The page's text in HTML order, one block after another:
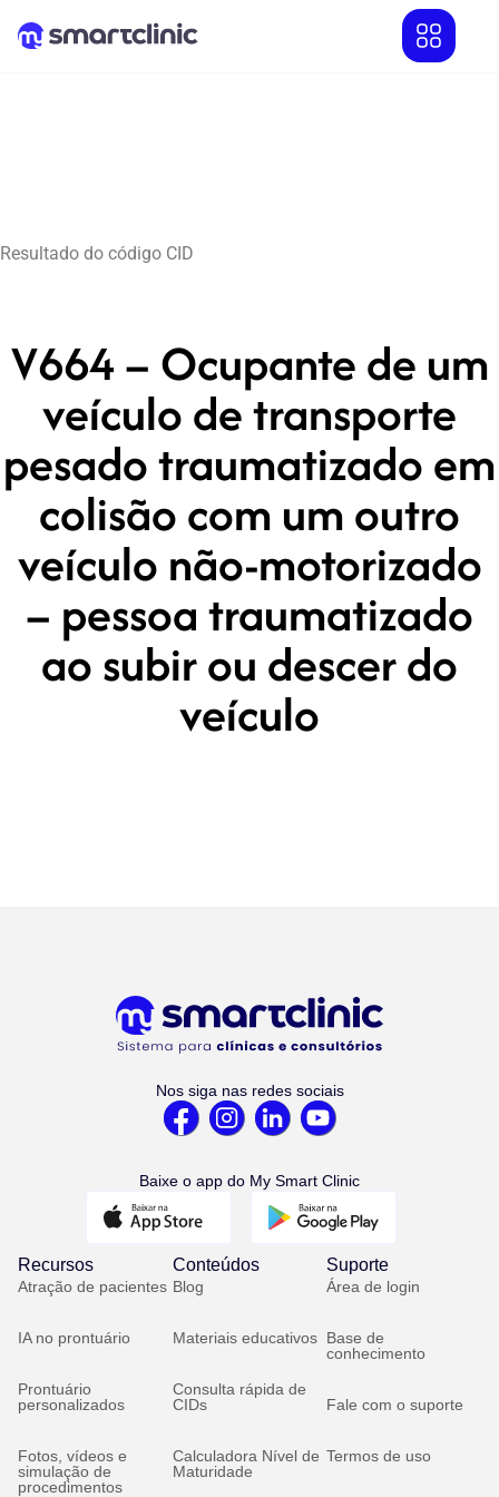
Resultado do código CID
V664 – Ocupante de um
veículo de transporte
pesado traumatizado em
colisão com um outro
veículo não-motorizado
– pessoa traumatizado
ao subir ou descer do
veículo
Nos siga nas redes sociais
Baixe o app do My Smart Clinic
Recursos
Atração de pacientes
IA no prontuário
Prontuário
personalizados
Fotos, vídeos e
simulação de
procedimentos
Conteúdos
Blog
Materiais educativos
Consulta rápida de
CIDs
Calculadora Nível de
Maturidade
Suporte
Área de login
Base de
conhecimento
Fale com o suporte
Termos de uso